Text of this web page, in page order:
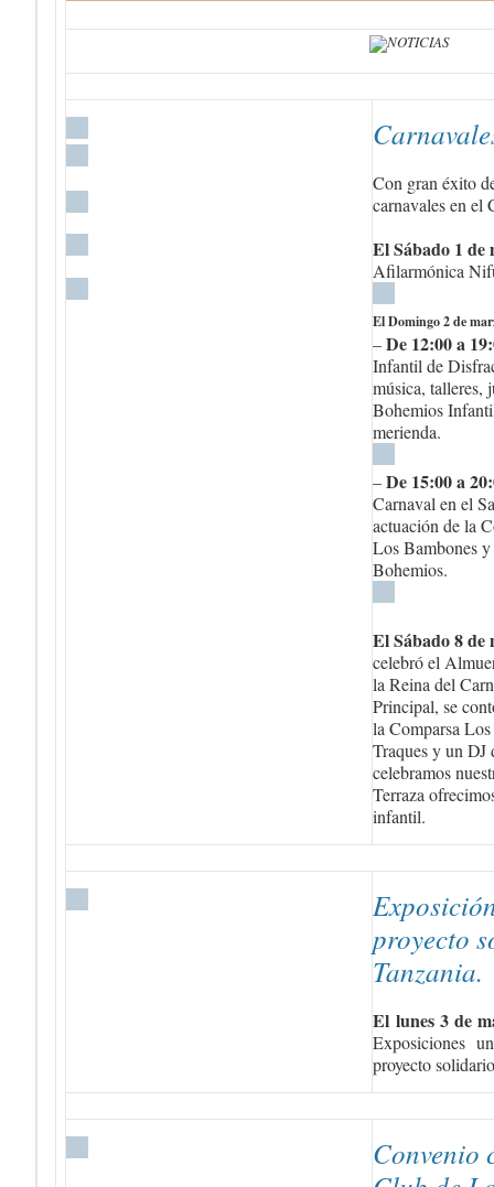
Con gran éxito
carnavales en el
El Sábado 1 de
Afilarmónica
El Domingo 2 de
–De 12:00 a
Infantil de
música, talleres,
Bohemios
merienda.
–De 15:00 a
Carnaval en el
actuación de la
Los Bambones
Bohemios.
El Sábado 8 de
celebró el
la Reina del
Principal, se
la Comparsa
Traques y un DJ
celebramos
Terraza
infantil.
proyecto
Tanzania.
El lunes 3 de
Exposiciones
proyecto
Convenio